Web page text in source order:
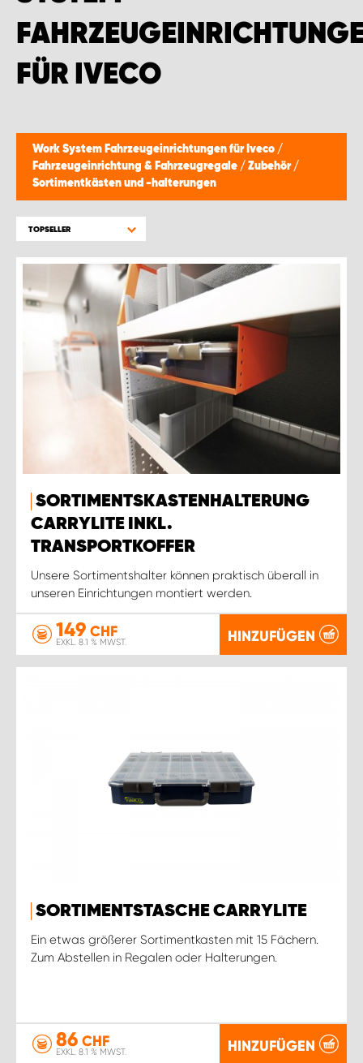
FÜR IVECO
Work System Fahrzeugeinrichtungen für Iveco /
Fahrzeugeinrichtung & Fahrzeugregale / Zubehör /
Sortimentkästen und -halterungen
TOPSELLER
SORTIMENTSKASTENHALTERUNG
CARRYLITE INKL.
TRANSPORTKOFFER
Unsere Sortimentshalter können praktisch überall in
unseren Einrichtungen montiert werden.
149 CHF
EXKL. 8.1 % MWST. HINZUFÜGEN
SORTIMENTSTASCHE CARRYLITE
Ein etwas größerer Sortimentkasten mit 15 Fächern.
Zum Abstellen in Regalen oder Halterungen.
86 CHF
EXKL. 8.1 % MWST. HINZUFÜGEN